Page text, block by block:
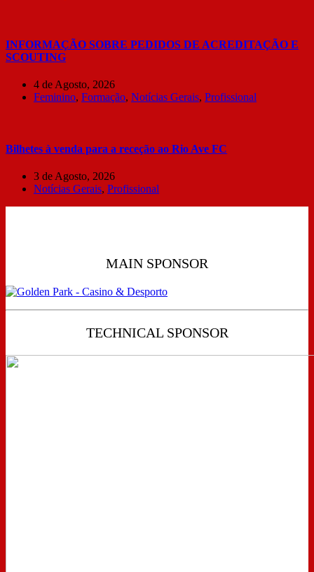
INFORMAÇÃO SOBRE PEDIDOS DE ACREDITAÇÃO E
SCOUTING
4 de Agosto, 2026
Feminino, Formação, Notícias Gerais, Profissional
Bilhetes à venda para a receção ao Rio Ave FC
3 de Agosto, 2026
Notícias Gerais, Profissional
MAIN SPONSOR
TECHNICAL SPONSOR